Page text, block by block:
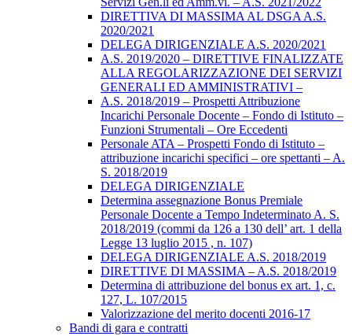
DIRETTIVA DI MASSIMA AL DSGA A.S.
2020/2021
DELEGA DIRIGENZIALE A.S. 2020/2021
A.S. 2019/2020 – DIRETTIVE FINALIZZATE
ALLA REGOLARIZZAZIONE DEI SERVIZI
GENERALI ED AMMINISTRATIVI –
A.S. 2018/2019 – Prospetti Attribuzione
Incarichi Personale Docente – Fondo di Istituto –
Funzioni Strumentali – Ore Eccedenti
Personale ATA – Prospetti Fondo di Istituto –
attribuzione incarichi specifici – ore spettanti – A.
S. 2018/2019
DELEGA DIRIGENZIALE
Determina assegnazione Bonus Premiale
Personale Docente a Tempo Indeterminato A. S.
2018/2019 (commi da 126 a 130 dell’ art. 1 della
Legge 13 luglio 2015 , n. 107)
DELEGA DIRIGENZIALE A.S. 2018/2019
DIRETTIVE DI MASSIMA – A.S. 2018/2019
Determina di attribuzione del bonus ex art. 1, c.
127, L. 107/2015
Valorizzazione del merito docenti 2016-17
Bandi di gara e contratti